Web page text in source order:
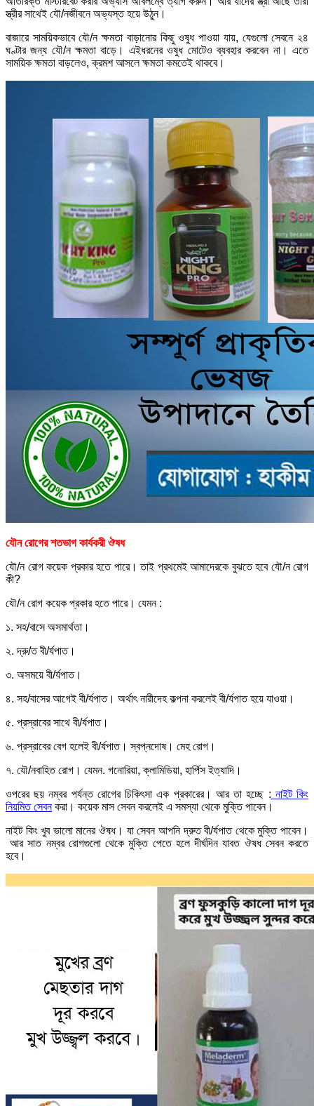
স্ত্রীর সাথেই যৌ/নজীবনে অভ্যস্ত হয়ে উঠুন।
বাজারে সাময়িকভাবে যৌ/ন ক্ষমতা বাড়ানোর কিছু ওষুধ পাওয়া যায়, যেগুলো সেবনে ২৪
ঘণ্টার জন্য যৌ/ন ক্ষমতা বাড়ে। এইধরনের ওষুধ মোটেও ব্যবহার করবেন না। এতে
সাময়িক ক্ষমতা বাড়লেও, ক্রমশ আসলে ক্ষমতা কমতেই থাকবে।
যৌন রোগের শতভাগ কার্যকরী ঔষধ
যৌ/ন রোগ কয়েক প্রকার হতে পারে। তাই প্রথমেই আমাদেরকে বুঝতে হবে যৌ/ন রোগ
কী?
যৌ/ন রোগ কয়েক প্রকার হতে পারে। যেমন :
১. সহ/বাসে অসমার্থতা।
২. দ্রু/ত বী/র্যপাত।
৩. অসময়ে বী/র্যপাত।
৪. সহ/বাসের আগেই বী/র্যপাত। অর্থাৎ নারীদেহ কল্পনা করলেই বী/র্যপাত হয়ে যাওয়া।
৫. প্রস্রাবের সাথে বী/র্যপাত।
৬. প্রস্রাবের বেগ হলেই বী/র্যপাত। স্বপ্নদোষ। মেহ রোগ।
৭. যৌ/নবাহিত রোগ। যেমন. গনোরিয়া, ক্লামিডিয়া, হার্পিস ইত্যাদি।
ওপরের ছয় নম্বর পর্যন্ত রোগের চিকিৎসা এক প্রকারের। আর তা হচ্ছে : নাইট কিং
নিয়মিত সেবনকরা। কয়েক মাস সেবন করলেই এ সমস্যা থেকে মুক্তি পাবেন।
নাইট কিং খুব ভালো মানের ঔষধ। যা সেবন আপনি দ্রুত বী/র্যপাত থেকে মুক্তি পাবেন।
আর সাত নম্বর রোগগুলো থেকে মুক্তি পেতে হলে দীর্ঘদিন যাবত ঔষধ সেবন করতে
হবে।